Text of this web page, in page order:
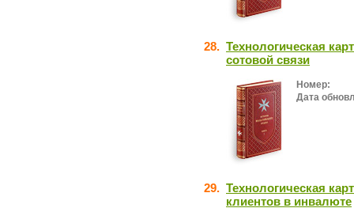
28. Технологическая
сотовой связи
Номер:
Дата
29. Технологическая
клиентов в инвалюте